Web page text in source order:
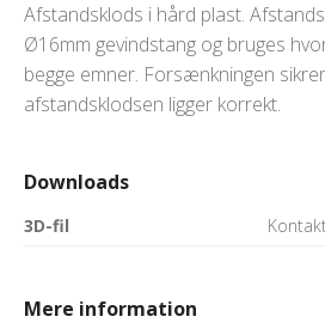
Afstandsklods i hård plast.
Ø16mm gevindstang og bruges
begge emner. Forsænkningen
afstandsklodsen ligger korrekt.
Downloads
3D-fil
Mere information